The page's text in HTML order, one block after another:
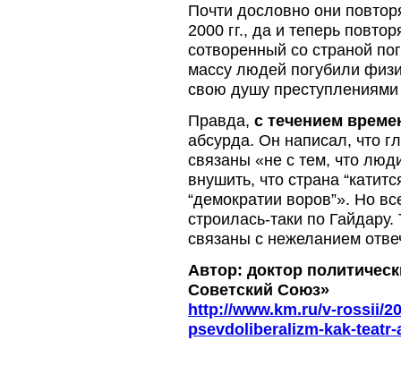
Почти дословно они
2000 гг., да и теперь
сотворенный со страной
массу людей погубили
свою душу
Правда, с течением
абсурда. Он написал, что
связаны «не с тем, что
внушить, что страна
“демократии воров”». Но
строилась-таки по
связаны с нежеланием
Автор: доктор
Советский Союз»
http://www.km.ru/v-rossii/
psevdoliberalizm-kak-